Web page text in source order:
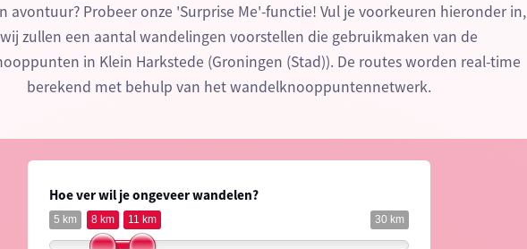
avontuur? Probeer onze 'Surprise Me'-functie! Vul je voorkeuren hieronder in,
zullen een aantal wandelingen voorstellen die gebruikmaken van de
in Klein Harkstede (Groningen (Stad)). De routes worden real-time
berekend met behulp van het wandelknooppuntennetwerk.
Hoe ver wil je ongeveer wandelen?
5 km 30 km
8 km 11 km